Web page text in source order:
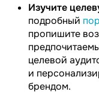
Изучите
подробный
пропишите
целевой
и
брендом.